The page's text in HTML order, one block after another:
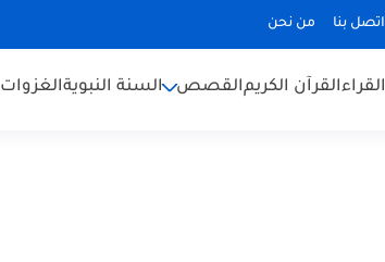
اتصل بنا من نحن
القراءالقرآن الكريمالقصص السنة النبويةالغزوات